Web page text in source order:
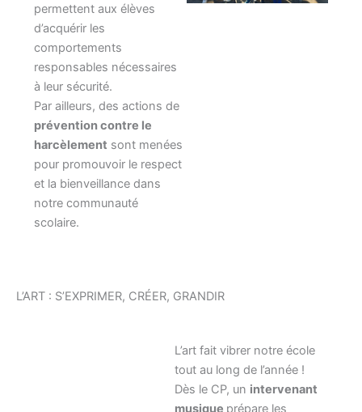
permettent aux élèves
d’acquérir les
comportements
responsables nécessaires
à leur sécurité.
Par ailleurs, des actions de
prévention contre le
harcèlement sont menées
pour promouvoir le respect
et la bienveillance dans
notre communauté
scolaire.
L’ART : S’EXPRIMER, CRÉER, GRANDIR
L’art fait vibrer notre école
tout au long de l’année !
Dès le CP, un intervenant
musique prépare les